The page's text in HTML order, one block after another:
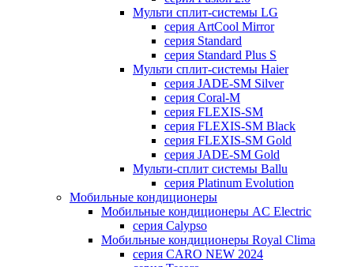
Мульти сплит-системы LG
серия ArtCool Mirror
серия Standard
серия Standard Plus S
Мульти сплит-системы Haier
серия JADE-SM Silver
серия Coral-M
серия FLEXIS-SM
серия FLEXIS-SM Black
серия FLEXIS-SM Gold
серия JADE-SM Gold
Мульти-сплит системы Ballu
серия Platinum Evolution
Мобильные кондиционеры
Мобильные кондиционеры AC Electric
серия Calypso
Мобильные кондиционеры Royal Clima
серия CARO NEW 2024